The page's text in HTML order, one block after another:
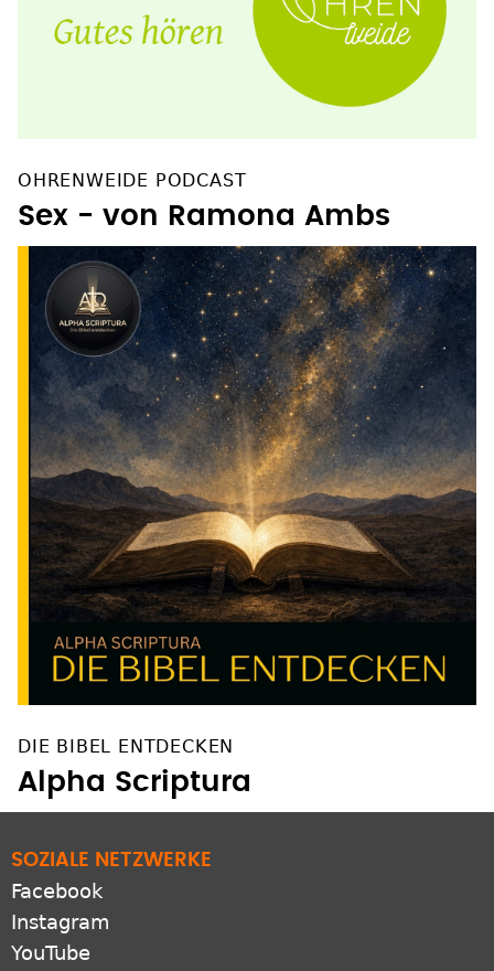
OHRENWEIDE PODCAST
Sex - von Ramona Ambs
DIE BIBEL ENTDECKEN
Alpha Scriptura
SOZIALE NETZWERKE
Facebook
Instagram
YouTube